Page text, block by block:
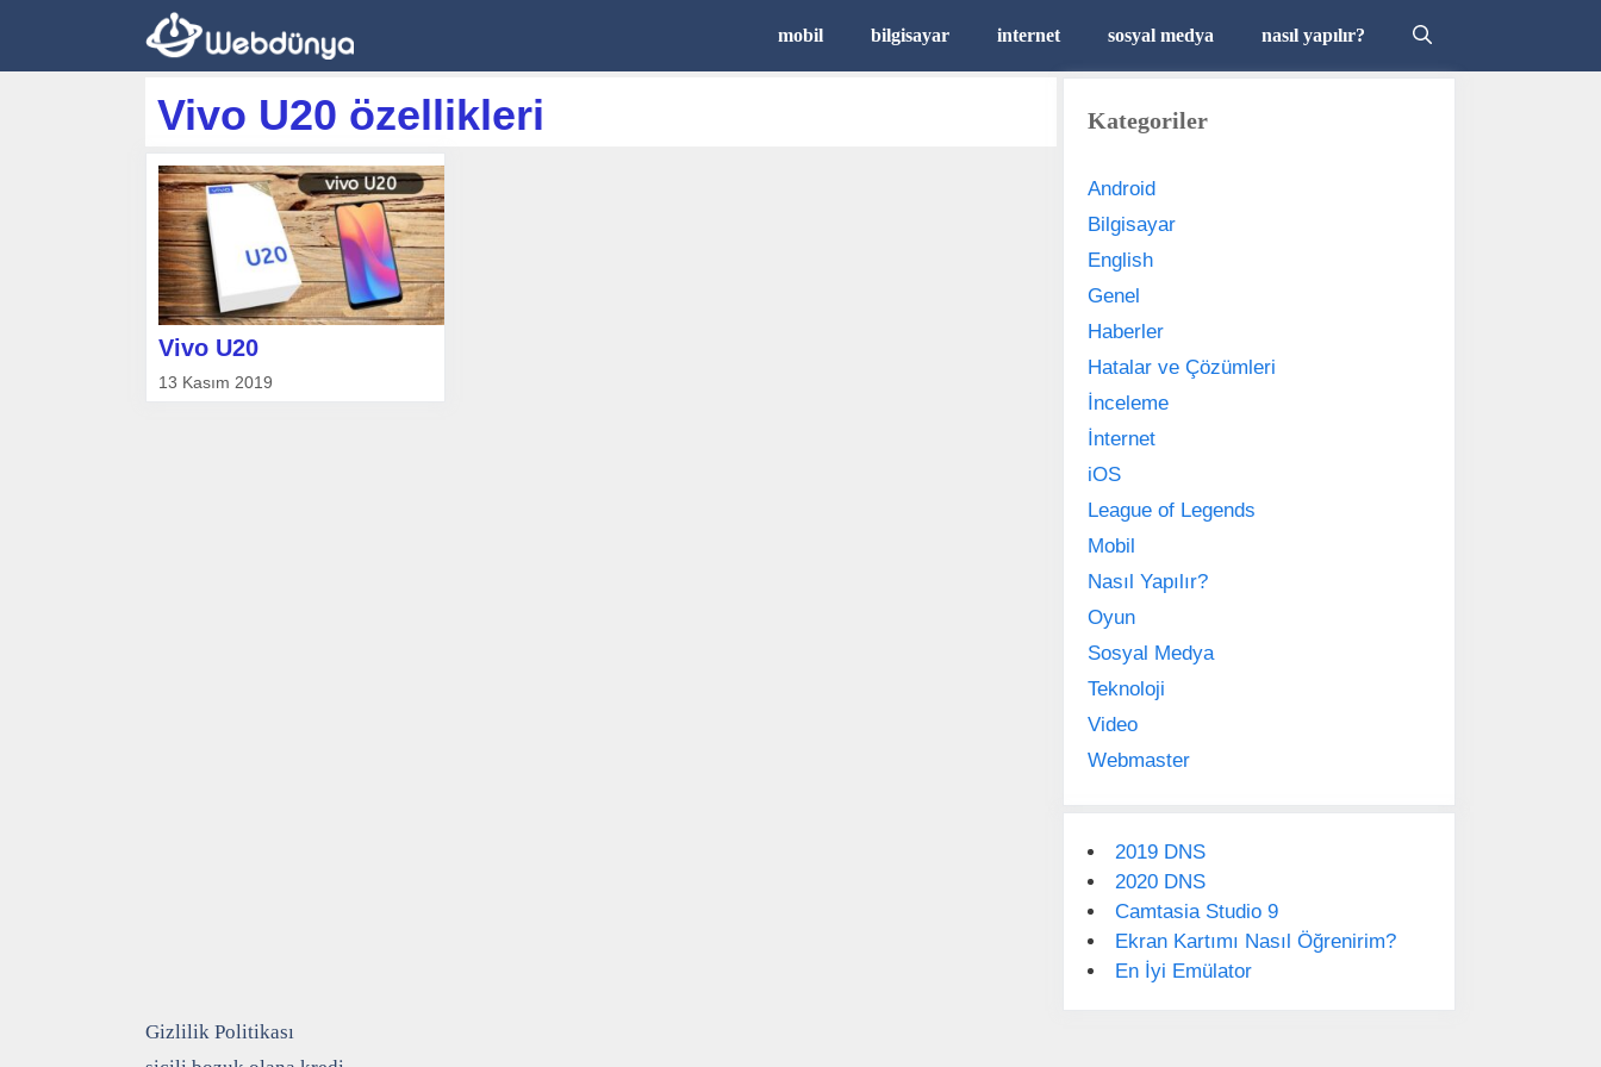
mobil bilgisayar internet sosyal medya nasıl yapılır?
Vivo U20 özellikleri
Vivo U20
13 Kasım 2019
Kategoriler
Android
Bilgisayar
English
Genel
Haberler
Hatalar ve Çözümleri
İnceleme
İnternet
iOS
League of Legends
Mobil
Nasıl Yapılır?
Oyun
Sosyal Medya
Teknoloji
Video
Webmaster
2019 DNS
2020 DNS
Camtasia Studio 9
Ekran Kartımı Nasıl Öğrenirim?
En İyi Emülator
Gizlilik Politikası